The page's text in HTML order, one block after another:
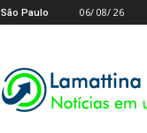
São Paulo 06/ 08/ 26
Digital
News